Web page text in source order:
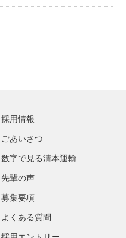
採用情報
ごあいさつ
数字で見る清本運輸
先輩の声
募集要項
よくある質問